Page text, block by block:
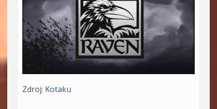
Zdroj: Kotaku